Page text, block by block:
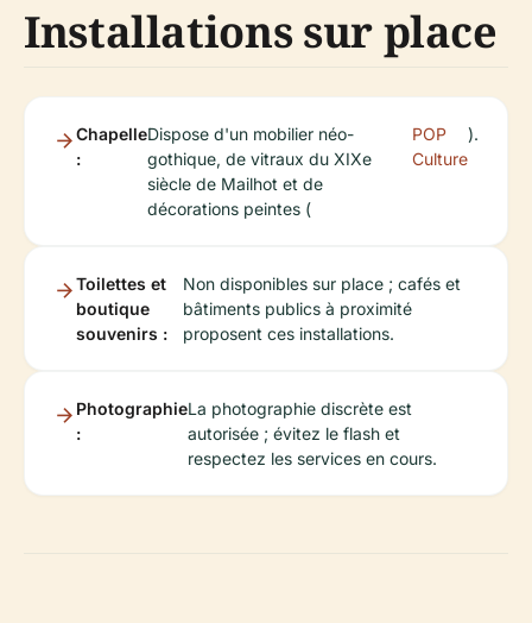
Installations sur place
Chapelle
:
Dispose d'un mobilier néo-
gothique, de vitraux du XIXe
siècle de Mailhot et de
décorations peintes (
POP
Culture
).
Toilettes et
boutique
souvenirs :
Non disponibles sur place ; cafés et
bâtiments publics à proximité
proposent ces installations.
Photographie
:
La photographie discrète est
autorisée ; évitez le flash et
respectez les services en cours.